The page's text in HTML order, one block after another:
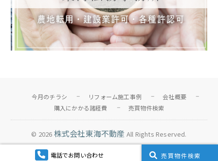
電話でお問い合わせ 売買物件検索
今月のチラシ リフォーム施工事例
会社概要
購入にかかる諸経費
売買物件検索
© 2026 株式会社東海不動産 All Rights Reserved.